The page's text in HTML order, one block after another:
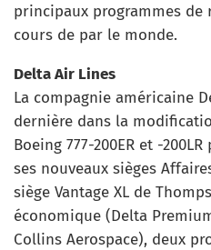
principaux programmes de
cours de par le monde.
Delta Air Lines
La compagnie américaine
dernière dans la
Boeing 777-200ER et -
ses nouveaux sièges
siège Vantage XL de
économique (Delta
Collins Aerospace), deux